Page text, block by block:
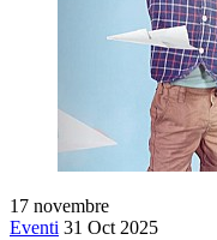
17 novembre
Eventi 31 Oct 2025